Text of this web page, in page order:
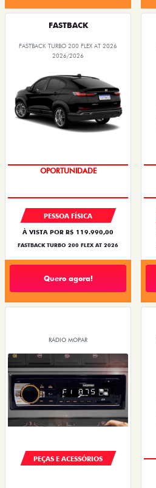
FASTBACK
FASTBACK TURBO 200 FLEX AT 2026
2026/2026
OPORTUNIDADE
PESSOA FÍSICA
À VISTA POR R$ 119.990,00
FASTBACK TURBO 200 FLEX AT 2026
Quero agora!
RÁDIO MOPAR
PEÇAS E ACESSÓRIOS